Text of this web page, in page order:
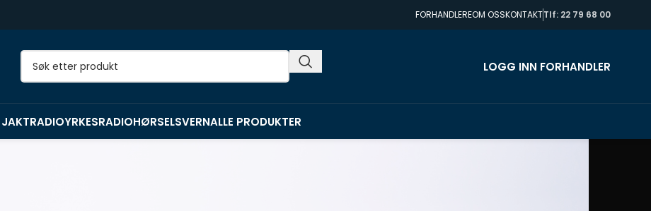
FORHANDLEREOM OSSKONTAKTTlf: 22 79 68 00
LOGG INN FORHANDLER
JAKTRADIOYRKESRADIOHØRSELSVERNALLE PRODUKTER